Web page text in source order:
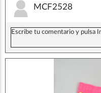
MCF2528